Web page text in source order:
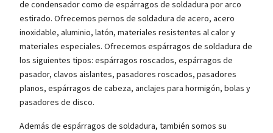
de condensador como de espárragos de soldadura por arco
estirado. Ofrecemos pernos de soldadura de acero, acero
inoxidable, aluminio, latón, materiales resistentes al calor y
materiales especiales. Ofrecemos espárragos de soldadura de
los siguientes tipos: espárragos roscados, espárragos de
pasador, clavos aislantes, pasadores roscados, pasadores
planos, espárragos de cabeza, anclajes para hormigón, bolas y
pasadores de disco.
Además de espárragos de soldadura, también somos su